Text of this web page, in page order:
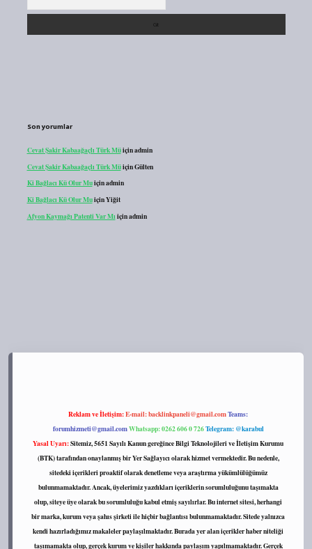
Son yorumlar
Cevat Şakir Kabaağaçlı Türk Müiçinadmin
Cevat Şakir Kabaağaçlı Türk MüiçinGülten
Ki Bağlacı Kü Olur Muiçinadmin
Ki Bağlacı Kü Olur MuiçinYiğit
Afyon Kaymağı Patenti Var Mı içinadmin
Reklam ve İletişim:E-mail:backlinkpaneli@gmail.comTeams:
forumhizmeti@gmail.comWhatsapp: 0262 606 0 726Telegram: @karabul
Yasal Uyarı:Sitemiz, 5651 Sayılı Kanun gereğince Bilgi Teknolojileri ve İletişim Kurumu
(BTK) tarafından onaylanmış bir Yer Sağlayıcı olarak hizmet vermektedir. Bu nedenle,
sitedeki içerikleri proaktif olarak denetleme veya araştırma yükümlülüğümüz
bulunmamaktadır. Ancak, üyelerimiz yazdıkları içeriklerin sorumluluğunu taşımakta
olup, siteye üye olarak bu sorumluluğu kabul etmiş sayılırlar. Bu internet sitesi, herhangi
bir marka, kurum veya şahıs şirketi ile hiçbir bağlantısı bulunmamaktadır. Sitede yalnızca
kendi hazırladığımız makaleler paylaşılmaktadır. Burada yer alan içerikler haber niteliği
taşımamakta olup, gerçek kurum ve kişiler hakkında paylaşım yapılmamaktadır. Gerçek